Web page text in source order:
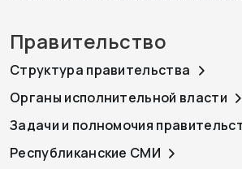
Правительство
Структура правительства
Органы исполнительной власти
Задачи и полномочия
Республиканские СМИ